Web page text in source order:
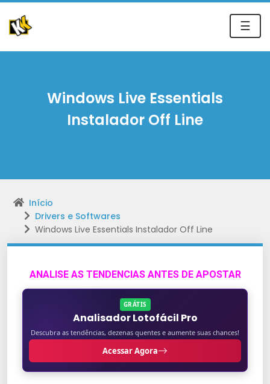
☰
Windows Live Essentials
Instalador Off Line
Início
Drivers e Softwares
Windows Live Essentials Instalador Off Line
ANALISE AS TENDENCIAS ANTES DE APOSTAR
GRÁTIS
Analisador Lotofácil Pro
Descubra as tendências, dezenas quentes e aumente suas chances!
Acessar Agora